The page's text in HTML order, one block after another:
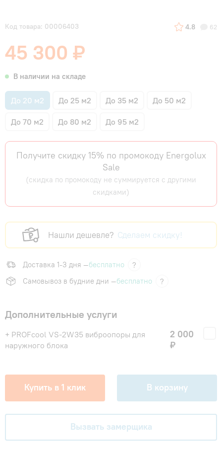
Код товара: 00006403 4.8 62
45 300 ₽
В наличии на складе
До 20 м2 До 25 м2 До 35 м2 До 50 м2
До 70 м2 До 80 м2 До 95 м2
Получите скидку 15% по промокоду Energolux
Sale
(скидка по промокоду не суммируется с другими
скидками)
Нашли дешевле? Сделаем скидку!
Доставка 1-3 дня —бесплатно
?
Самовывоз в будние дни —бесплатно ?
Дополнительные услуги
+ PROFcool VS-2W35 виброопоры для
наружного блока
2 000
₽
Купить в 1 клик В корзину
Вызвать замерщика